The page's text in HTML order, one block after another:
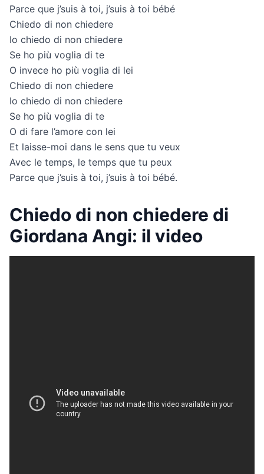
Parce que j’suis à toi, j’suis à toi bébé
Chiedo di non chiedere
Io chiedo di non chiedere
Se ho più voglia di te
O invece ho più voglia di lei
Chiedo di non chiedere
Io chiedo di non chiedere
Se ho più voglia di te
O di fare l’amore con lei
Et laisse-moi dans le sens que tu veux
Avec le temps, le temps que tu peux
Parce que j’suis à toi, j’suis à toi bébé.
Chiedo di non chiedere di
Giordana Angi: il video